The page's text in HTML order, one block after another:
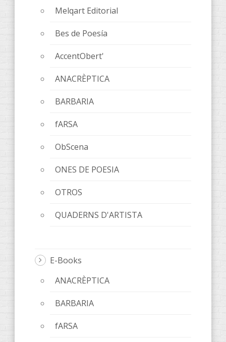
Melqart Editorial
Bes de Poesía
AccentObert'
ANACRÈPTICA
BARBARIA
fARSA
ObScena
ONES DE POESIA
OTROS
QUADERNS D'ARTISTA
E-Books
ANACRÈPTICA
BARBARIA
fARSA